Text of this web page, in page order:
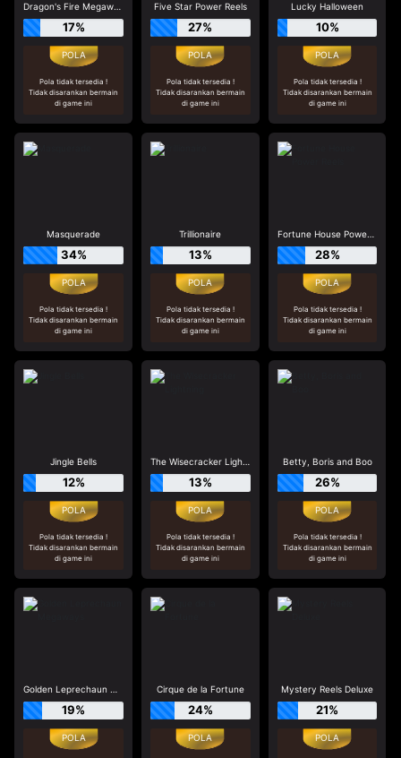
Dragon's Fire Megaways
17%
Pola tidak tersedia !
Tidak disarankan bermain
di game ini
Five Star Power Reels
27%
Pola tidak tersedia !
Tidak disarankan bermain
di game ini
Lucky Halloween
10%
Pola tidak tersedia !
Tidak disarankan bermain
di game ini
Masquerade
34%
Pola tidak tersedia !
Tidak disarankan bermain
di game ini
Trillionaire
13%
Pola tidak tersedia !
Tidak disarankan bermain
di game ini
Fortune House Power Reels
28%
Pola tidak tersedia !
Tidak disarankan bermain
di game ini
Jingle Bells
12%
Pola tidak tersedia !
Tidak disarankan bermain
di game ini
The Wisecracker Lightning
13%
Pola tidak tersedia !
Tidak disarankan bermain
di game ini
Betty, Boris and Boo
26%
Pola tidak tersedia !
Tidak disarankan bermain
di game ini
Golden Leprechaun Megaways
19%
Cirque de la Fortune
24%
Mystery Reels Deluxe
21%